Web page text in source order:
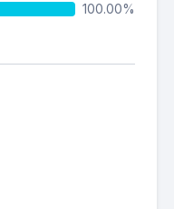
100.00%